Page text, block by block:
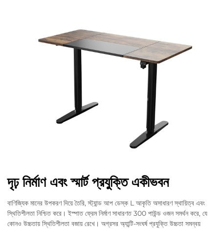
দৃঢ় নির্মাণ এবং স্মার্ট প্রযুক্তি একীভবন
বাণিজ্যিক মানের উপকরণ দিয়ে তৈরি, স্ট্যান্ড আপ ডেস্ক L আকৃতি অসাধারণ স্থায়িত্ব এবং
স্থিতিশীলতা নিশ্চিত করে। ইস্পাত ফ্রেম নির্মাণ সাধারণত 300 পাউন্ড ওজন সমর্থন করে, যে
কোনও উচ্চতায় স্থিতিশীলতা বজায় রেখে। অগ্রসর অ্যান্টি-সংঘর্ষ প্রযুক্তি উচ্চতা সমন্বয়